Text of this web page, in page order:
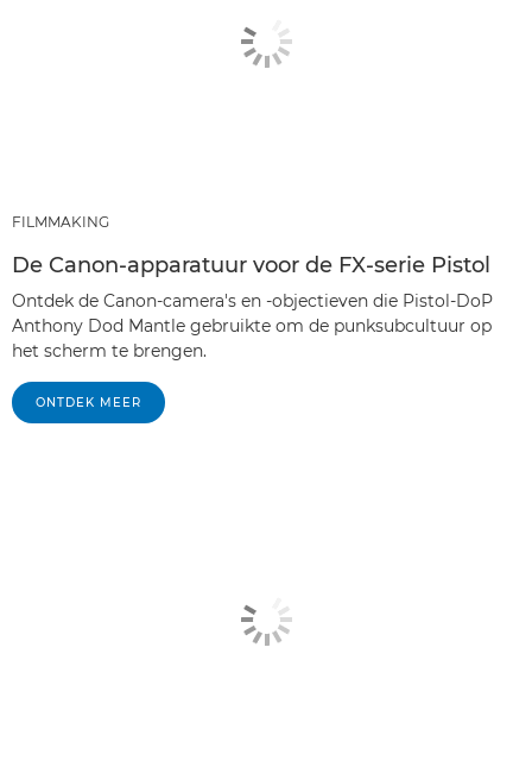
FILMMAKING
De Canon-apparatuur voor de FX-serie Pistol
Ontdek de Canon-camera's en -objectieven die Pistol-DoP
Anthony Dod Mantle gebruikte om de punksubcultuur op
het scherm te brengen.
ONTDEK MEER